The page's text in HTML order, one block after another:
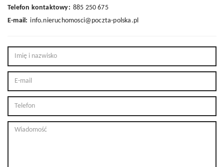
Telefon kontaktowy: 885 250 675
E-mail: info.nieruchomosci@poczta-polska.pl